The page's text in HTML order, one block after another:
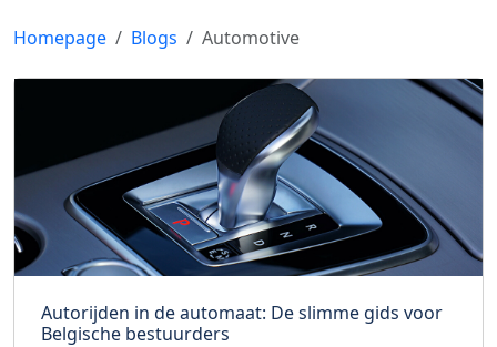
Homepage Blogs Automotive
Autorijden in de automaat: De slimme gids voor
Belgische bestuurders